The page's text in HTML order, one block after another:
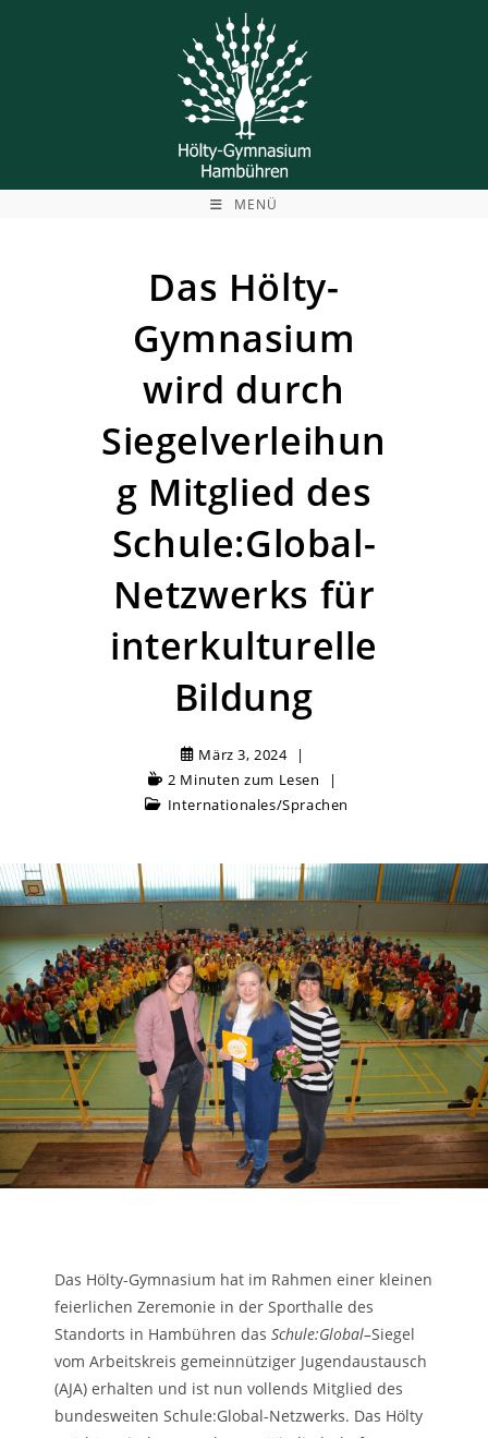
MENÜ
Das Hölty-
Gymnasium
wird durch
Siegelverleihun
g Mitglied des
Schule:Global-
Netzwerks für
interkulturelle
Bildung
März 3, 2024
2 Minuten zum Lesen
Internationales/Sprachen
Das Hölty-Gymnasium hat im Rahmen einer kleinen
feierlichen Zeremonie in der Sporthalle des
Standorts in Hambühren das Schule:Global–Siegel
vom Arbeitskreis gemeinnütziger Jugendaustausch
(AJA) erhalten und ist nun vollends Mitglied des
bundesweiten Schule:Global-Netzwerks. Das Hölty